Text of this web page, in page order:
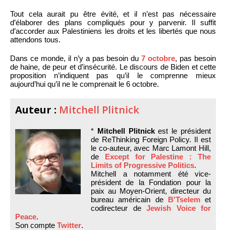
Tout cela aurait pu être évité, et il n’est pas nécessaire
d’élaborer des plans compliqués pour y parvenir. Il suffit
d’accorder aux Palestiniens les droits et les libertés que nous
attendons tous.
Dans ce monde, il n’y a pas besoin du7 octobre, pas besoin
de haine, de peur et d’insécurité. Le discours de Biden et cette
proposition n’indiquent pas qu’il le comprenne mieux
aujourd’hui qu’il ne le comprenait le 6 octobre.
Auteur : Mitchell Plitnick
* Mitchell Plitnickest le président
de ReThinking Foreign Policy. Il est
le co-auteur, avec Marc Lamont Hill,
de Except for Palestine : The
Limits of Progressive Politics.
Mitchell a notamment été vice-
président de la Fondation pour la
paix au Moyen-Orient, directeur du
bureau américain de B'Tselemet
codirecteur de Jewish Voice for
Peace.
Son compte Twitter.